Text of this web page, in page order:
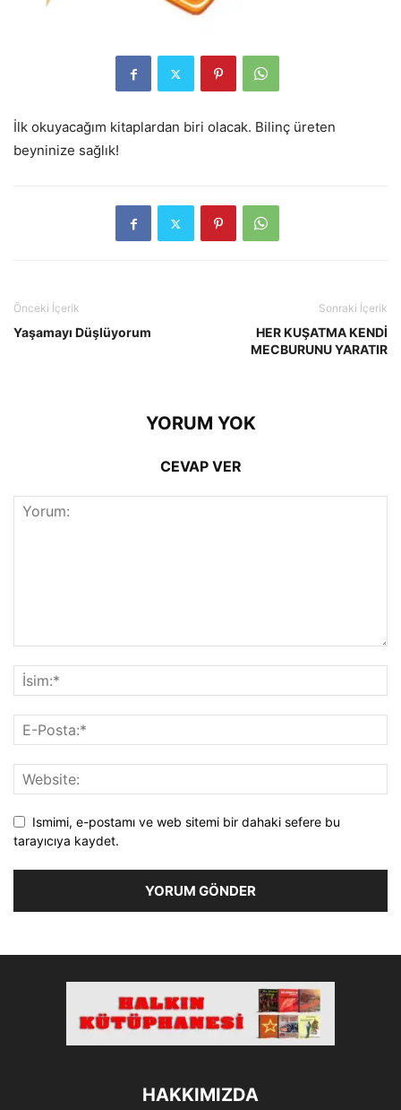
İlk okuyacağım kitaplardan biri olacak. Bilinç üreten
beyninize sağlık!
Önceki İçerik
Yaşamayı Düşlüyorum
Sonraki İçerik
HER KUŞATMA KENDİ
MECBURUNU YARATIR
YORUM YOK
CEVAP VER
Ismimi, e-postamı ve web sitemi bir dahaki sefere bu
tarayıcıya kaydet.
HAKKIMIZDA